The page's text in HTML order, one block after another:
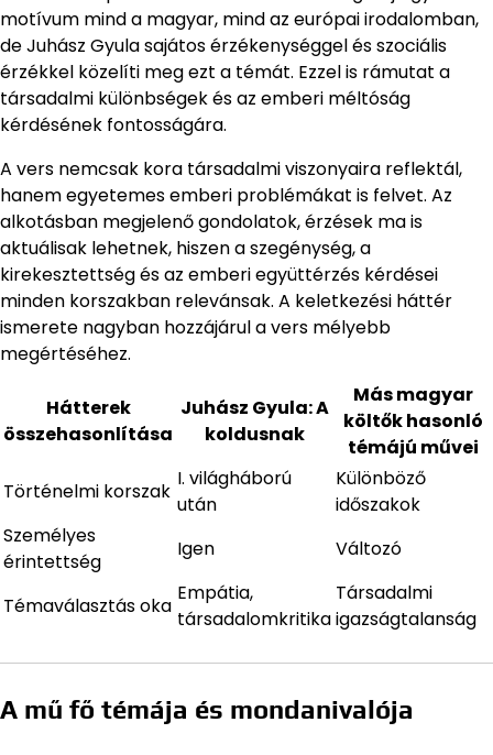
motívum mind a magyar, mind az európai irodalomban,
de Juhász Gyula sajátos érzékenységgel és szociális
érzékkel közelíti meg ezt a témát. Ezzel is rámutat a
társadalmi különbségek és az emberi méltóság
kérdésének fontosságára.
A vers nemcsak kora társadalmi viszonyaira reflektál,
hanem egyetemes emberi problémákat is felvet. Az
alkotásban megjelenő gondolatok, érzések ma is
aktuálisak lehetnek, hiszen a szegénység, a
kirekesztettség és az emberi együttérzés kérdései
minden korszakban relevánsak. A keletkezési háttér
ismerete nagyban hozzájárul a vers mélyebb
megértéséhez.
Hátterek
összehasonlítása
Juhász Gyula: A
koldusnak
Más magyar
költők hasonló
témájú művei
Történelmi korszak
I. világháború
után
Különböző
időszakok
Személyes
érintettség
Igen Változó
Témaválasztás oka
Empátia,
társadalomkritika
Társadalmi
igazságtalanság
A mű fő témája és mondanivalója